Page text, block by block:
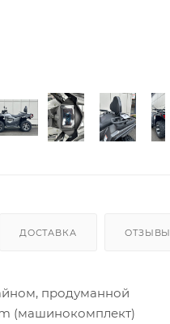
ДОСТАВКА ОТЗЫВЫ
продуманной
(машинокомплект)